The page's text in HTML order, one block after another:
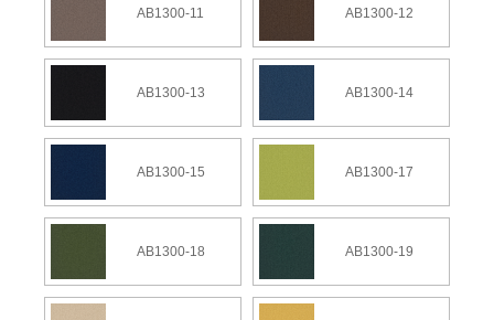
AB1300-11 AB1300-12
AB1300-13 AB1300-14
AB1300-15 AB1300-17
AB1300-18 AB1300-19